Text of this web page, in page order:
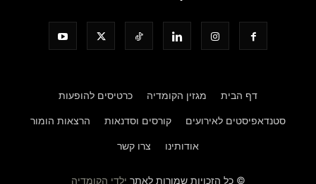
דף הבית מגזין הקומדיה כרטיסים להופעות
סטנדאפיסטים לאירועים קורסים וסדנאות הרצאות הומור
אודותינו צרו קשר
© כל הזכויות שמורות לאתר ילדי הקומדיה